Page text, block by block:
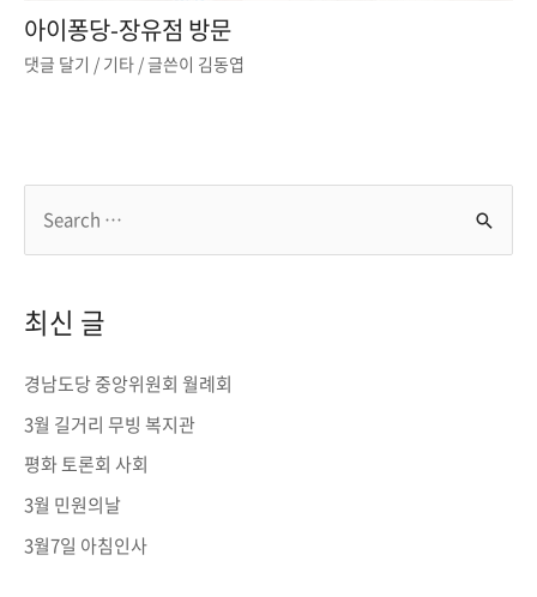
아이퐁당-장유점 방문
댓글 달기 / 기타 / 글쓴이 김동엽
r
h
f
o
최신 글
경남도당 중앙위원회 월례회
3월 길거리 무빙 복지관
평화 토론회 사회
3월 민원의날
3월7일 아침인사